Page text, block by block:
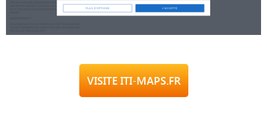
VISITE ITI-MAPS.FR